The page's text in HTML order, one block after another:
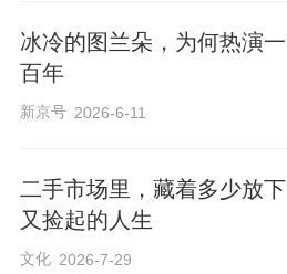
冰冷的图兰朵，为何热演一
百年
新京号 2026-6-11
二手市场里，藏着多少放下
又捡起的人生
文化 2026-7-29